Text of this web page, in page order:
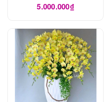
5.000.000₫